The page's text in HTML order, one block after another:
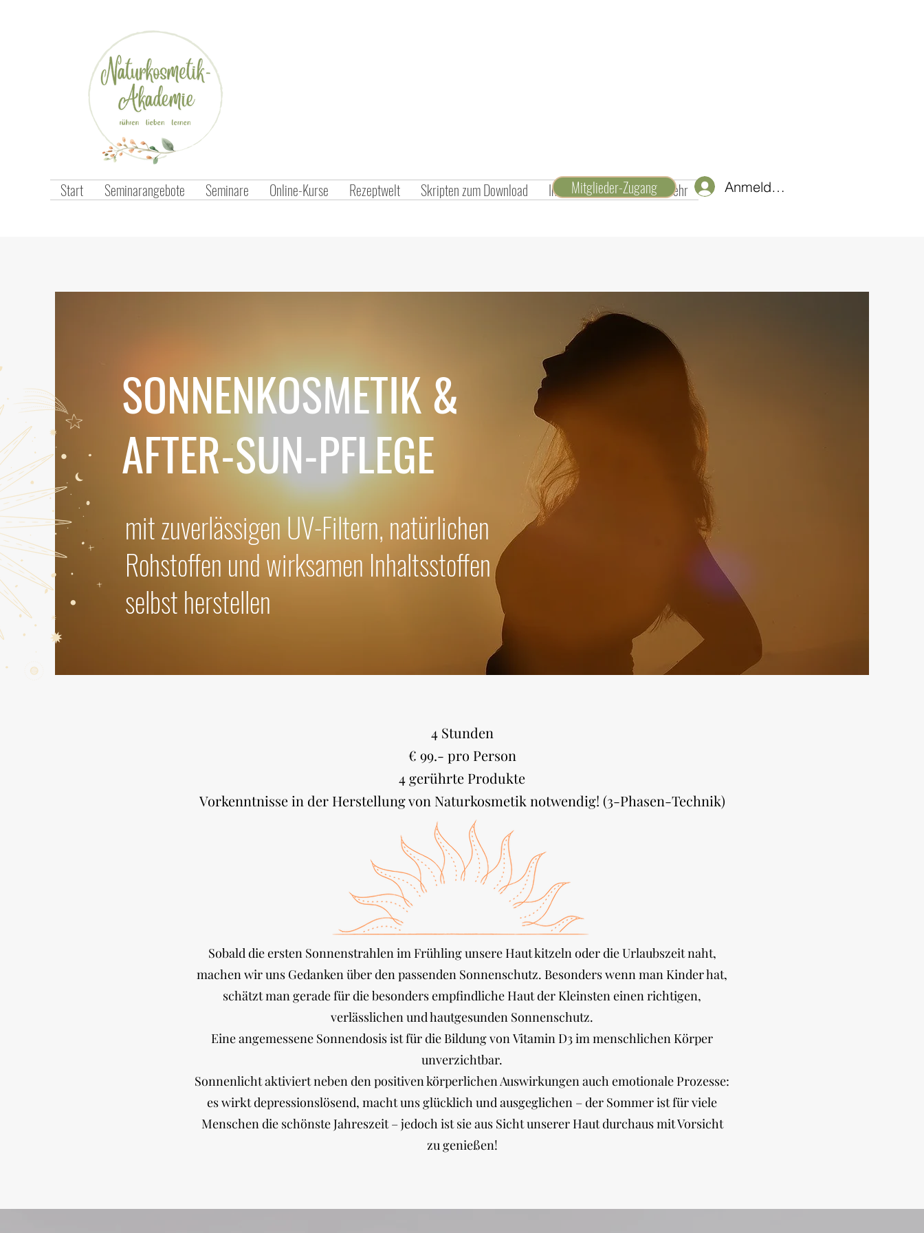
Start Seminarangebote Seminare Online-Kurse Rezeptwelt Skripten zum Download Inspiration und Ideen Mehr
Mitglieder-Zugang Anmelden
SONNENKOSMETIK &
AFTER-SUN-PFLEGE
mit zuverlässigen UV-Filtern, natürlichen
Rohstoffen und wirksamen Inhaltsstoffen
selbst herstellen
4 Stunden
€ 99.- pro Person
4 gerührte Produkte
Vorkenntnisse in der Herstellung von Naturkosmetik notwendig! (3-Phasen-Technik)
Sobald die ersten Sonnenstrahlen im Frühling unsere Haut kitzeln oder die Urlaubszeit naht,
machen wir uns Gedanken über den passenden Sonnenschutz. Besonders wenn man Kinder hat,
schätzt man gerade für die besonders empfindliche Haut der Kleinsten einen richtigen,
verlässlichen und hautgesunden Sonnenschutz.
Eine angemessene Sonnendosis ist für die Bildung von Vitamin D3 im menschlichen Körper
unverzichtbar.
Sonnenlicht aktiviert neben den positiven körperlichen Auswirkungen auch emotionale Prozesse:
es wirkt depressionslösend, macht uns glücklich und ausgeglichen – der Sommer ist für viele
Menschen die schönste Jahreszeit – jedoch ist sie aus Sicht unserer Haut durchaus mit Vorsicht
zu genießen!